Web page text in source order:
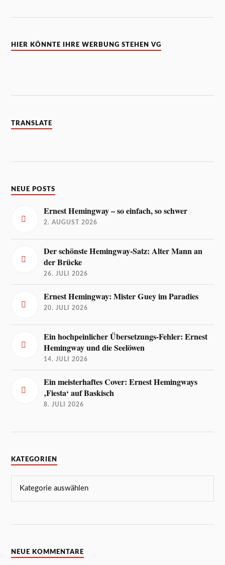
HIER KÖNNTE IHRE WERBUNG STEHEN VG
TRANSLATE
NEUE POSTS
Ernest Hemingway – so einfach, so schwer
2. AUGUST 2026
Der schönste Hemingway-Satz: Alter Mann an
der Brücke
26. JULI 2026
Ernest Hemingway: Mister Guey im Paradies
20. JULI 2026
Ein hochpeinlicher Übersetzungs-Fehler: Ernest
Hemingway und die Seelöwen
14. JULI 2026
Ein meisterhaftes Cover: Ernest Hemingways
‚Fiesta‘ auf Baskisch
8. JULI 2026
KATEGORIEN
NEUE KOMMENTARE